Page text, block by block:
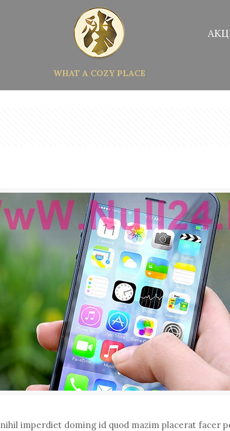
WHAT A COZY PLACE
imperdiet doming id quod mazim placerat facer